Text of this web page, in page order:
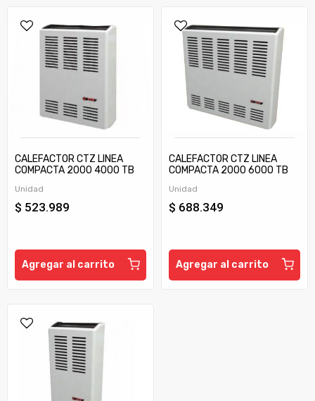
CALEFACTOR CTZ LINEA
COMPACTA 2000 4000 TB
Unidad
$ 523.989
Agregar al carrito
CALEFACTOR CTZ LINEA
COMPACTA 2000 6000 TB
Unidad
$ 688.349
Agregar al carrito